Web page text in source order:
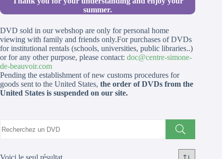
summer.
DVD sold in our webshop are only for personal home
viewing with family and friends only.For purchases of DVDs
for institutional rentals (schools, universities, public libraries..)
or for any other purpose, please contact: doc@centre-simone-
de-beauvoir.com
Pending the establishment of new customs procedures for
goods sent to the United States, the order of DVDs from the
United States is suspended on our site.
Voici le seul résultat